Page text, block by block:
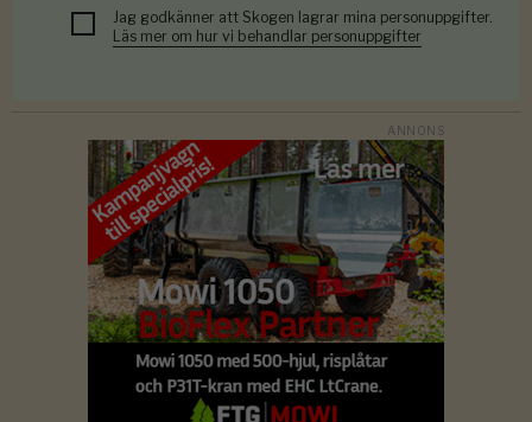
Jag godkänner att Skogen lagrar mina personuppgifter.
Läs mer om hur vi behandlar personuppgifter